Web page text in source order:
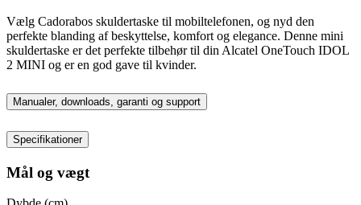
Vælg Cadorabos skuldertaske til mobiltelefonen, og nyd den
perfekte blanding af beskyttelse, komfort og elegance. Denne mini
skuldertaske er det perfekte tilbehør til din Alcatel OneTouch IDOL
2 MINI og er en god gave til kvinder.
Manualer, downloads, garanti og support
Specifikationer
Mål og vægt